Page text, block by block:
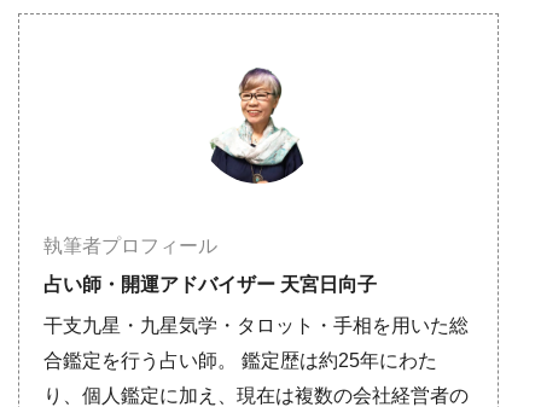
執筆者プロフィール
占い師・開運アドバイザー 天宮日向子
干支九星・九星気学・タロット・手相を用いた総
合鑑定を行う占い師。 鑑定歴は約25年にわた
り、個人鑑定に加え、現在は複数の会社経営者の